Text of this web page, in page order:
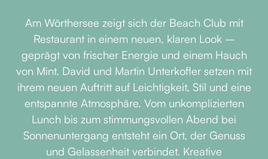
Am Wörthersee zeigt sich der Beach Club mit
Restaurant in einem neuen, klaren Look –
geprägt von frischer Energie und einem Hauch
von Mint. David und Martin Unterkofler setzen mit
ihrem neuen Auftritt auf Leichtigkeit, Stil und eine
entspannte Atmosphäre. Vom unkomplizierten
Lunch bis zum stimmungsvollen Abend bei
Sonnenuntergang entsteht ein Ort, der Genuss
und Gelassenheit verbindet. Kreative